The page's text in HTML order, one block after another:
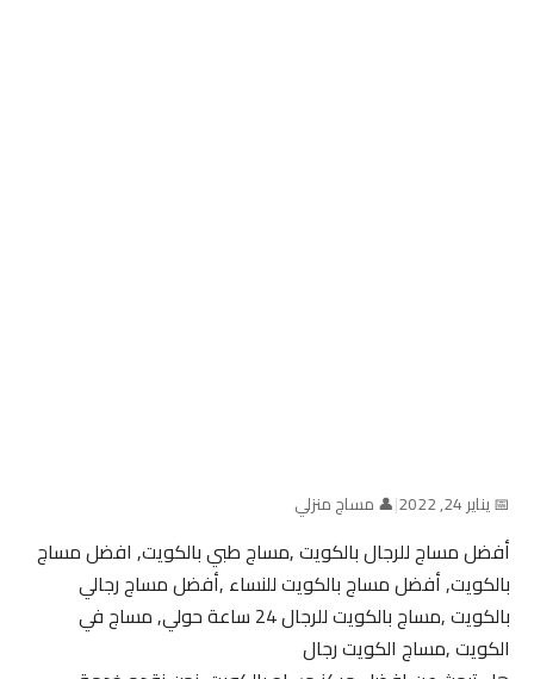
📅 يناير 24, 2022 |👤 مساج منزلي
أفضل مساج للرجال بالكويت ,مساج طبي بالكويت, افضل مساج
بالكويت, أفضل مساج بالكويت للنساء ,أفضل مساج رجالي
بالكويت ,مساج بالكويت للرجال 24 ساعة حولي, مساج في
الكويت ,مساج الكويت رجال